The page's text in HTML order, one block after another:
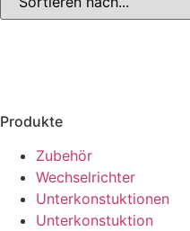
Produkte
Zubehör
Wechselrichter
Unterkonstuktionen
Unterkonstuktion